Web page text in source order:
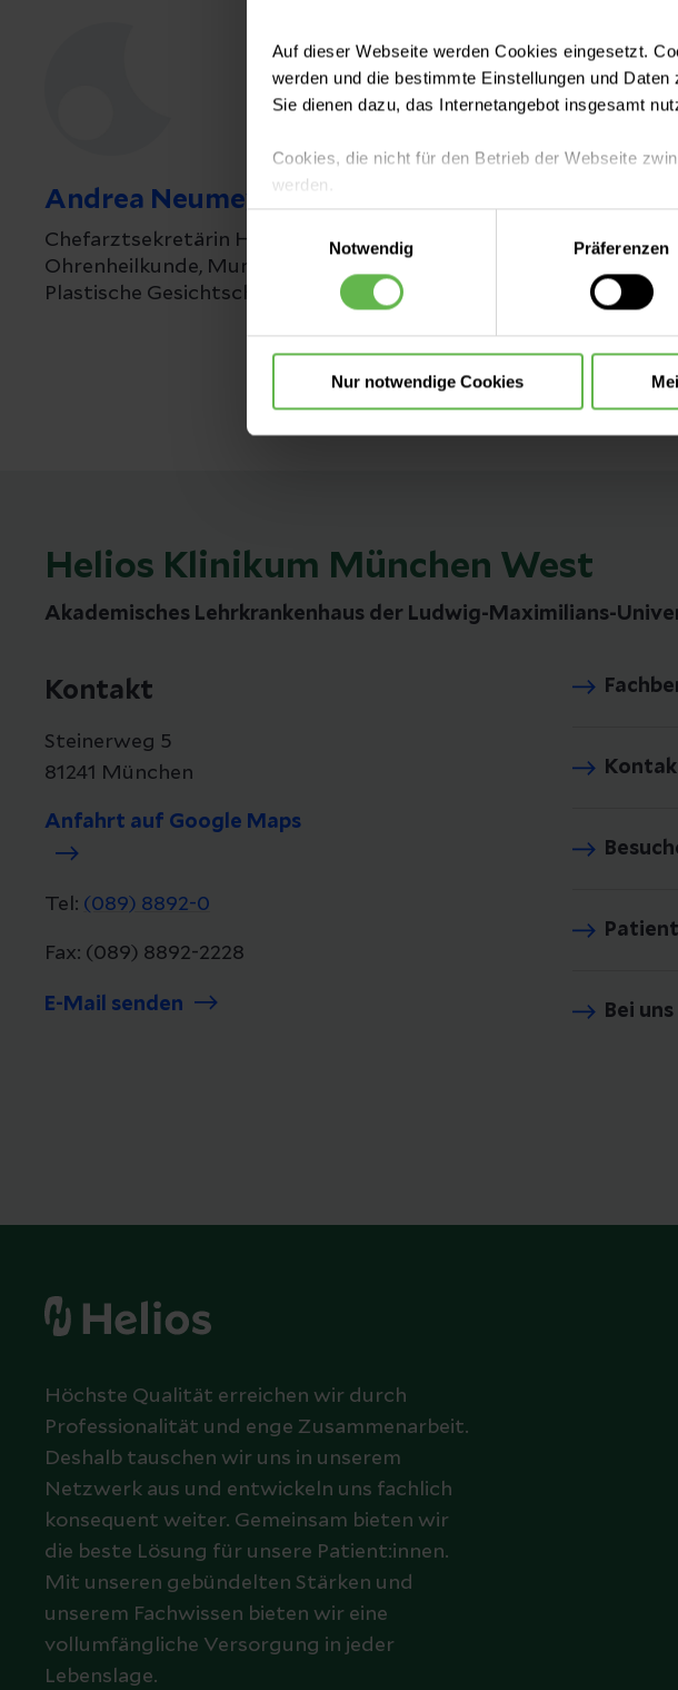
Auf dieser Webseite werden Cookies eingesetzt.
werden und die bestimmte Einstellungen und
Sie dienen dazu, das Internetangebot insgesamt
Cookies, die nicht für den Betrieb der Webseite
werden.
Es steht Ihnen frei, unsere Seite mit nur den
nicht notwendigen Cookies zu treffen oder durch
einzuwilligen. Ihre Auswahlentscheidung können
Notwendig
Präferenzen
Nur notwendige Cookies
Andrea Neumeyer
Chefarztsekretärin Hals-Nasen- und
Ohrenheilkunde, Mund-, Kiefer- und
Plastische Gesichtschirurgie
Helios Klinikum München West
Akademisches Lehrkrankenhaus der Ludwig-Maximilians-
Kontakt
Steinerweg 5
81241 München
Anfahrt auf Google Maps
Tel: (089) 8892-0
Fax: (089) 8892-2228
E-Mail senden Bei
Höchste Qualität erreichen wir durch
Professionalität und enge Zusammenarbeit.
Deshalb tauschen wir uns in unserem
Netzwerk aus und entwickeln uns fachlich
konsequent weiter. Gemeinsam bieten wir
die beste Lösung für unsere Patient:innen.
Mit unseren gebündelten Stärken und
unserem Fachwissen bieten wir eine
vollumfängliche Versorgung in jeder
Lebenslage.